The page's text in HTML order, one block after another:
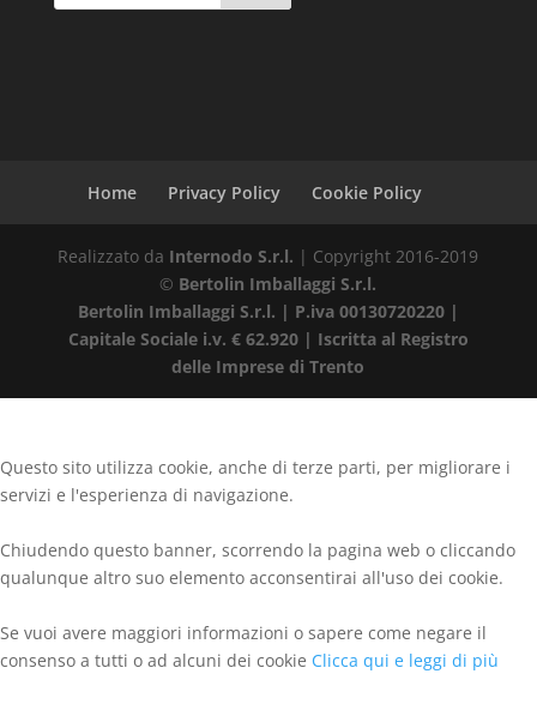
Home Privacy Policy Cookie Policy
Realizzato da Internodo S.r.l. | Copyright 2016-2019
© Bertolin Imballaggi S.r.l.
Bertolin Imballaggi S.r.l. | P.iva 00130720220 |
Capitale Sociale i.v. € 62.920 | Iscritta al Registro
delle Imprese di Trento
Questo sito utilizza cookie, anche di terze parti, per migliorare i
servizi e l'esperienza di navigazione.
Chiudendo questo banner, scorrendo la pagina web o cliccando
qualunque altro suo elemento acconsentirai all'uso dei cookie.
Se vuoi avere maggiori informazioni o sapere come negare il
consenso a tutti o ad alcuni dei cookie Clicca qui e leggi di più